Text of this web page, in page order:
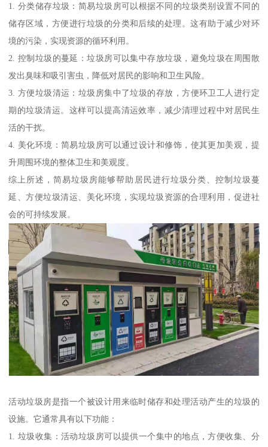
1. 分类储存垃圾：简易垃圾房可以根据不同的垃圾类别设置不同的
储存区域，方便进行垃圾的分类和后续的处理。这有助于减少对环
境的污染，实现资源的循环利用。
2. 控制垃圾的蔓延：垃圾房可以集中存放垃圾，避免垃圾在周围散
发出臭味和吸引害虫，降低对居民的影响和卫生风险。
3. 方便垃圾清运：垃圾房集中了垃圾的存放，方便环卫工人进行定
期的垃圾清运。这样可以提高清运效率，减少清理过程中对居民生
活的干扰。
4. 美化环境：简易垃圾房可以通过设计和修饰，使其更加美观，提
升周围环境的整体卫生和美观度。
综上所述，简易垃圾房能够帮助居民进行垃圾分类、控制垃圾蔓
延、方便垃圾清运、美化环境，实现垃圾资源的合理利用，促进社
会的可持续发展。
活动垃圾房是指一个被设计用来临时储存和处理活动产生的垃圾的
设施。它通常具有以下功能：
1. 垃圾收集：活动垃圾房可以提供一个集中的地点，方便收集、分